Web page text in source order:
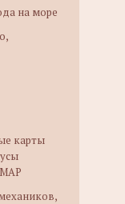
на море
карты